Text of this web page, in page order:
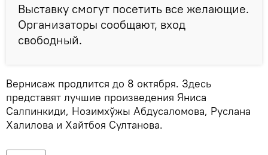
Выставку смогут посетить все желающие.
Организаторы сообщают, вход
свободный.
Вернисаж продлится до 8 октября. Здесь
представят лучшие произведения Яниса
Салпинкиди, Нозимхўжы Абдусаломова, Руслана
Халилова и Хайтбоя Султанова.